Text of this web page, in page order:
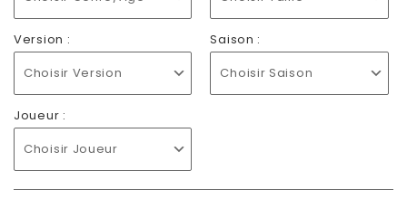
Version :
Choisir Version
Saison :
Choisir Saison
Joueur :
Choisir Joueur